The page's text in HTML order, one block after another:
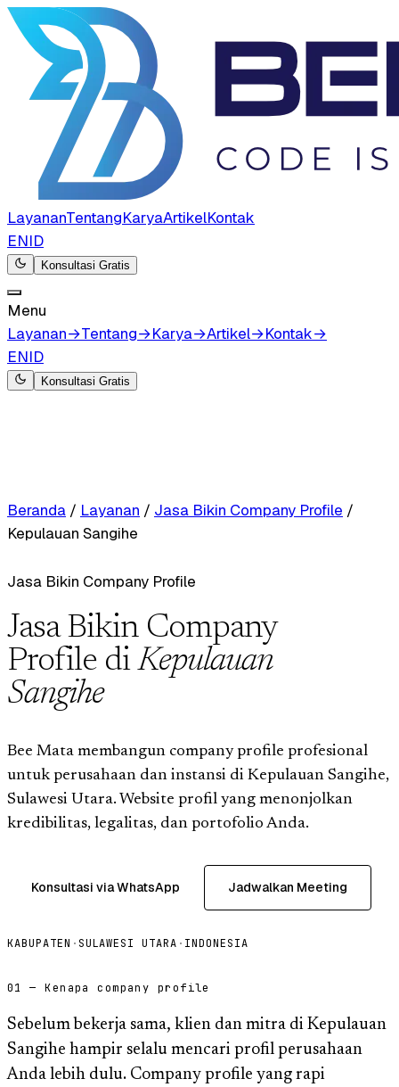
LayananTentangKaryaArtikelKontak
ENID
Konsultasi Gratis
Menu
Layanan→Tentang→Karya→Artikel→Kontak→
ENID
Konsultasi Gratis
Beranda / Layanan / Jasa Bikin Company Profile /
Kepulauan Sangihe
Jasa Bikin Company Profile
Jasa Bikin Company
Profile diKepulauan
Sangihe
Bee Mata membangun company profile profesional
untuk perusahaan dan instansi di Kepulauan Sangihe,
Sulawesi Utara. Website profil yang menonjolkan
kredibilitas, legalitas, dan portofolio Anda.
Konsultasi via WhatsApp Jadwalkan Meeting
KABUPATEN · SULAWESI UTARA · INDONESIA
01 — Kenapa company profile
Sebelum bekerja sama, klien dan mitra di Kepulauan
Sangihe hampir selalu mencari profil perusahaan
Anda lebih dulu. Company profile yang rapi